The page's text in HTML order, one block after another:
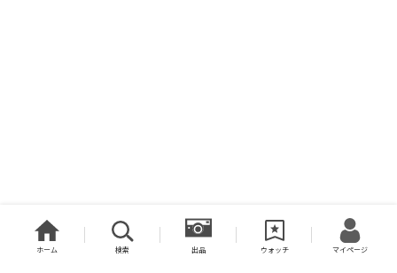
ホーム 検索 出品 ウォッチ マイページ